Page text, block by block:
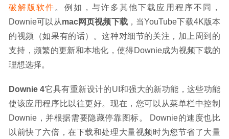
破解版软件 。例如，与许多其他下载应用程序不同，
Downie可以从mac网页视频下载，当YouTube下载4K版本
的视频（如果有的话）。这种对细节的关注，加上周到的
支持，频繁的更新和本地化，使得Downie成为视频下载的
理想选择。
Downie 4它具有重新设计的UI和强大的新功能，这些功能
使该应用程序比以往更好。现在，您可以从菜单栏中控制
Downie，并根据需要隐藏停靠图标。 Downie的速度也比
以前快了六倍，在下载和处理大量视频时为您节省了大量